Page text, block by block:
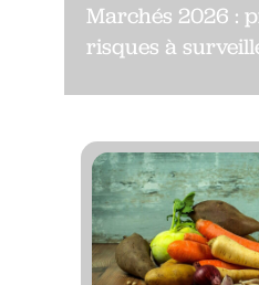
Marchés 2026 :
risques à